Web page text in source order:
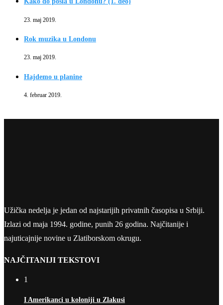
23. maj 2019.
Rok muzika u Londonu
23. maj 2019.
Hajdemo u planine
4. februar 2019.
Užička nedelja je jedan od najstarijih privatnih časopisa u Srbiji.
Izlazi od maja 1994. godine, punih 26 godina. Najčitanije i
najuticajnije novine u Zlatiborskom okrugu.
NAJČITANIJI TEKSTOVI
1
I Amerikanci u koloniji u Zlakusi